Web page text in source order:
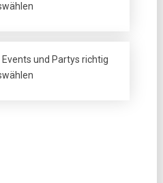
und Partys richtig